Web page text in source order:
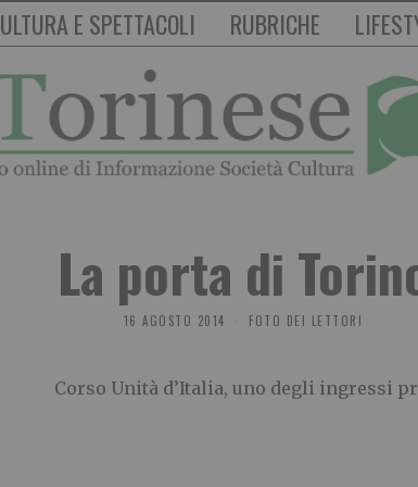
E SPETTACOLI RUBRICHE
La porta di
16 AGOSTO 2014 FOTO DEI LETTORI
Corso Unità d’Italia, uno degli ingressi